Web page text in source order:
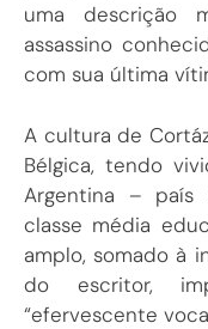
uma descrição
assassino
com sua última
A cultura de
Bélgica, tendo
Argentina – país
classe média
amplo, somado à
do escritor,
“efervescente